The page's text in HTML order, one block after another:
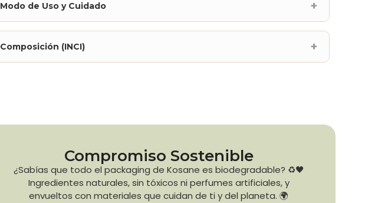
Modo de Uso y Cuidado
Composición (INCI)
Compromiso Sostenible
¿Sabías que todo el packaging de Kosane es biodegradable? ♻️🖤
Ingredientes naturales, sin tóxicos ni perfumes artificiales, y
envueltos con materiales que cuidan de ti y del planeta. 🌍